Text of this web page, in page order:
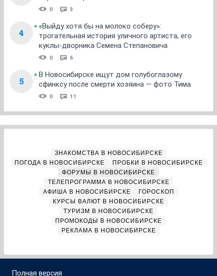
0 3
4
«Выйду хотя бы на молоко соберу»:
трогательная история уличного артиста, его
куклы-дворника Семена Степановича
0 6
5
В Новосибирске ищут дом голубоглазому
сфинксу после смерти хозяина — фото Тима
0 11
ЗНАКОМСТВА В НОВОСИБИРСКЕ
ПОГОДА В НОВОСИБИРСКЕ
ПРОБКИ В НОВОСИБИРСКЕ
ФОРУМЫ В НОВОСИБИРСКЕ
ТЕЛЕПРОГРАММА В НОВОСИБИРСКЕ
АФИША В НОВОСИБИРСКЕ
ГОРОСКОП
КУРСЫ ВАЛЮТ В НОВОСИБИРСКЕ
ТУРИЗМ В НОВОСИБИРСКЕ
ПРОМОКОДЫ В НОВОСИБИРСКЕ
РЕКЛАМА В НОВОСИБИРСКЕ
Полная версия